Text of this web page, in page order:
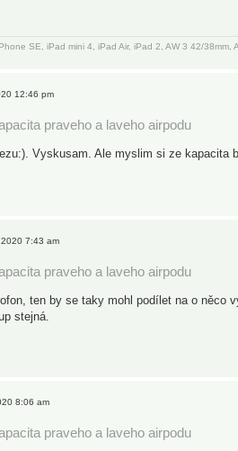
SE, iPad mini 4, iPad Air, iPad 2, AW 3 42/38mm,
12:46 pm
praveho a laveho airpodu
Vyskusam. Ale myslim si ze kapacita
7:43 am
praveho a laveho airpodu
ten by se taky mohl podílet na o něco
stejná.
8:06 am
praveho a laveho airpodu